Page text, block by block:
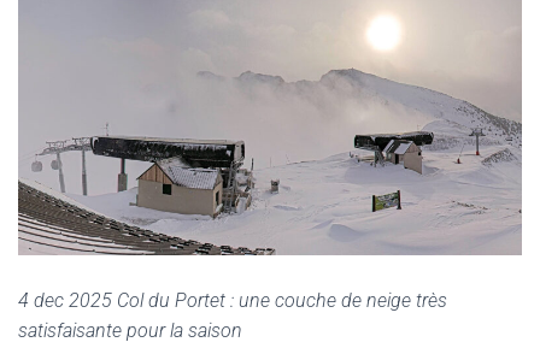
4 dec 2025 Col du Portet : une couche de neige très
satisfaisante pour la saison